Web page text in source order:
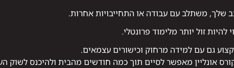
שלך, משתלב עם עבודה או התחייבויות אחרות.
זול יותר מלימוד פרונטלי.
גם עם למידה מרחוק וכישורים עצמאים.
אונליין מאפשר לסיים תוך כמה חודשים מהבית ולהיכנס לשוק